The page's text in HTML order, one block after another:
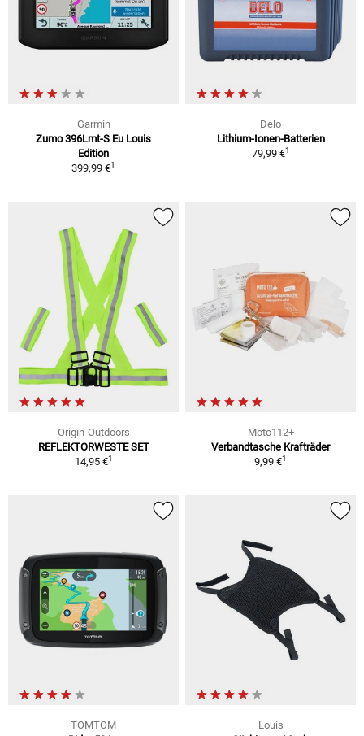
Garmin
Zumo 396Lmt-S Eu Louis
Edition
399,99 €1
Delo
Lithium-Ionen-Batterien
79,99 €1
Origin-Outdoors
REFLEKTORWESTE SET
14,95 €1
Moto112+
Verbandtasche Krafträder
9,99 €1
TOMTOM
Louis